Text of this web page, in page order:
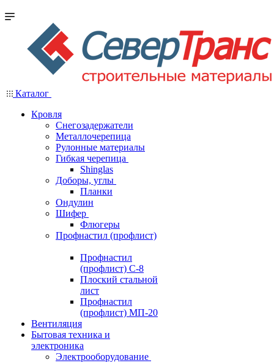
Каталог
Кровля
Снегозадержатели
Металлочерепица
Рулонные материалы
Гибкая черепица
Shinglas
Доборы, углы
Планки
Ондулин
Шифер
Флюгеры
Профнастил (профлист)
Профнастил
(профлист) С-8
Плоский стальной
лист
Профнастил
(профлист) МП-20
Вентиляция
Бытовая техника и
электроника
Электрооборудование